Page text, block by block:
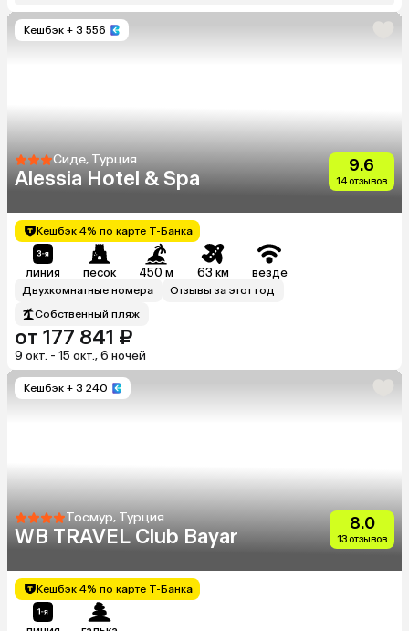
Кешбэк + 3 556
Сиде, Турция
Alessia Hotel & Spa
9.6
14 отзывов
Кешбэк 4% по карте Т-Банка
линия песок 450 м 63 км везде
Двухкомнатные номера
Отзывы за этот год
Собственный пляж
от 177 841 ₽
9 окт. - 15 окт., 6 ночей
Кешбэк + 3 240
Тосмур, Турция
WB TRAVEL Club Bayar
8.0
13 отзывов
Кешбэк 4% по карте Т-Банка